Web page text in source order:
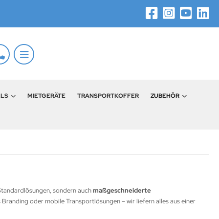
MIETGERÄTE TRANSPORTKOFFER ZUBEHÖR
sondern auchmaßgeschneiderte
oder mobile Transportlösungen – wir liefern alles aus einer